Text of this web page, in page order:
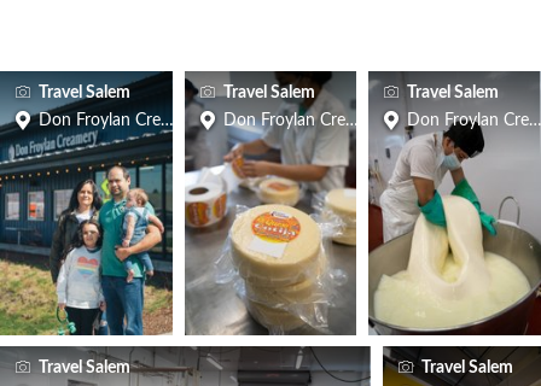
Travel Salem
Don Froylan Creamery
Travel Salem
Don Froylan Creamery
Travel Salem
Don Froylan
Travel Salem
Travel Salem